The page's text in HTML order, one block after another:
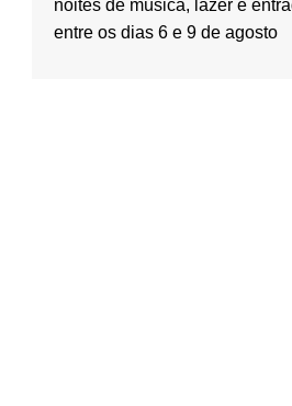
noites de música, lazer e
entre os dias 6 e 9 de agosto